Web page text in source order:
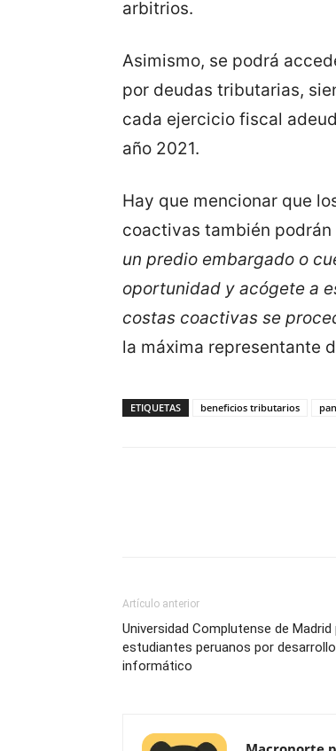
arbitrios.
Asimismo, se podrá
por deudas tributarias,
cada ejercicio fiscal
año 2021.
Hay que mencionar que
coactivas también
un predio embargado o
oportunidad y acógete a
costas coactivas se
la máxima representante
ETIQUETAS beneficios tributarios
Artículo anterior
Universidad Complutense de Madrid
estudiantes peruanos por
informático